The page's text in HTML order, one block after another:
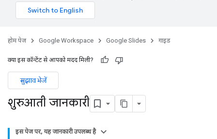
होम पेज Google Workspace Google Slides गाइड
क्या इस कॉन्टेंट से आपको मदद मिली?
सुझाव भेजें
शुरुआती जानकारी
इस पेज पर, यह जानकारी उपलब्ध है